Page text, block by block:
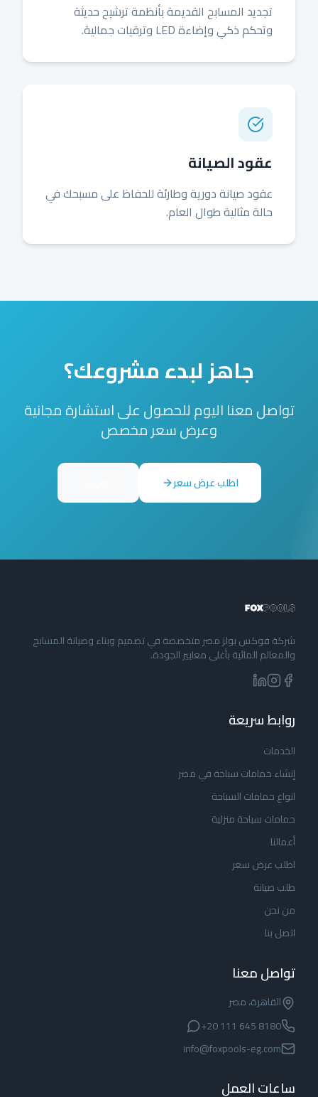
تجديد المسابح القديمة بأنظمة ترشيح حديثة
وتحكم ذكي وإضاءة LED وترقيات جمالية.
عقود الصيانة
عقود صيانة دورية وطارئة للحفاظ على مسبحك في
حالة مثالية طوال العام.
جاهز لبدء مشروعك؟
تواصل معنا اليوم للحصول على استشارة مجانية
وعرض سعر مخصص
اطلب عرض سعر
شركة فوكس بولز مصر متخصصة في تصميم وبناء وصيانة المسابح
والمعالم المائية بأعلى معايير الجودة.
روابط سريعة
الخدمات
إنشاء حمامات سباحة في مصر
انواع حمامات السباحة
حمامات سباحة منزلية
أعمالنا
اطلب عرض سعر
طلب صيانة
من نحن
اتصل بنا
تواصل معنا
القاهرة، مصر
+20 111 645 8180
info@foxpools-eg.com
ساعات العمل